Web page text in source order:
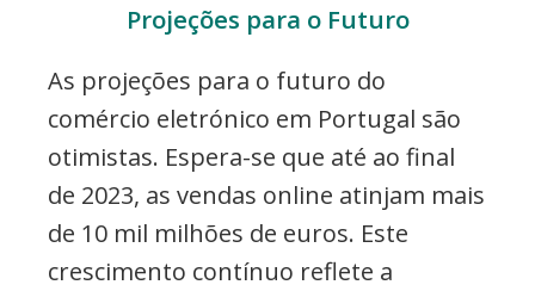
Projeções para o Futuro
As projeções para o futuro do
comércio eletrónico em Portugal são
otimistas. Espera-se que até ao final
de 2023, as vendas online atinjam mais
de 10 mil milhões de euros. Este
crescimento contínuo reflete a